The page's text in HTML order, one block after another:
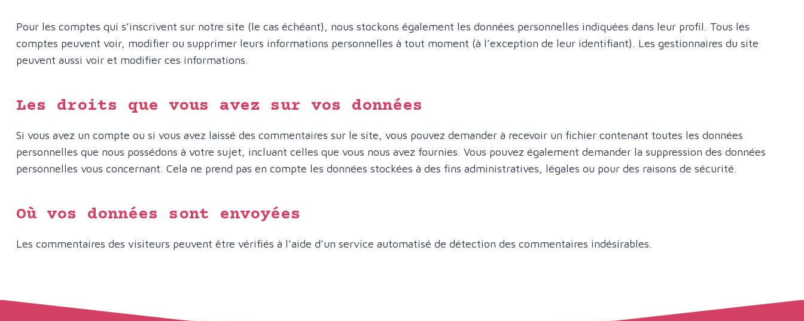
Pour les comptes qui s’inscrivent sur notre site (le cas échéant), nous stockons également les données personnelles indiquées dans leur profil. Tous les
comptes peuvent voir, modifier ou supprimer leurs informations personnelles à tout moment (à l’exception de leur identifiant). Les gestionnaires du site
peuvent aussi voir et modifier ces informations.
Les droits que vous avez sur vos données
Si vous avez un compte ou si vous avez laissé des commentaires sur le site, vous pouvez demander à recevoir un fichier contenant toutes les données
personnelles que nous possédons à votre sujet, incluant celles que vous nous avez fournies. Vous pouvez également demander la suppression des données
personnelles vous concernant. Cela ne prend pas en compte les données stockées à des fins administratives, légales ou pour des raisons de sécurité.
Où vos données sont envoyées
Les commentaires des visiteurs peuvent être vérifiés à l’aide d’un service automatisé de détection des commentaires indésirables.